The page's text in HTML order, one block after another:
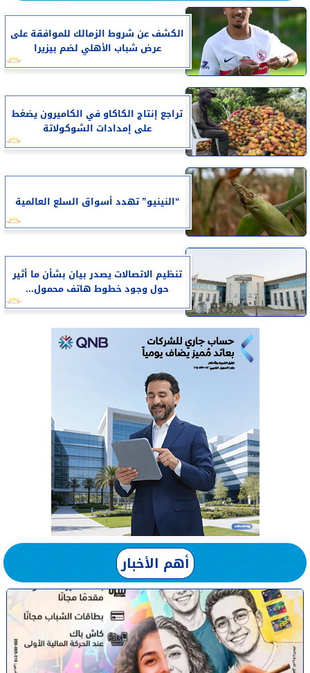
الكشف عن شروط الزمالك للموافقة على
عرض شباب الأهلي لضم بيزيرا
تراجع إنتاج الكاكاو في الكاميرون يضغط
على إمدادات الشوكولاتة
“النينيو” تهدد أسواق السلع العالمية
تنظيم الاتصالات يصدر بيان بشأن ما أثير
حول وجود خطوط هاتف محمول...
أهم الأخبار